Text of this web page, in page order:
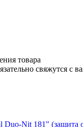
товара
свяжутся с
Duo-Nit 181" (защита